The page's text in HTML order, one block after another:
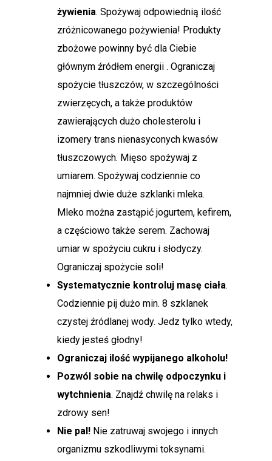
żywienia. Spożywaj odpowiednią ilość
zróżnicowanego pożywienia! Produkty
zbożowe powinny być dla Ciebie
głównym źródłem energii . Ograniczaj
spożycie tłuszczów, w szczególności
zwierzęcych, a także produktów
zawierających dużo cholesterolu i
izomery trans nienasyconych kwasów
tłuszczowych. Mięso spożywaj z
umiarem. Spożywaj codziennie co
najmniej dwie duże szklanki mleka.
Mleko można zastąpić jogurtem, kefirem,
a częściowo także serem. Zachowaj
umiar w spożyciu cukru i słodyczy.
Ograniczaj spożycie soli!
Systematycznie kontroluj masę ciała.
Codziennie pij dużo min. 8 szklanek
czystej źródlanej wody. Jedz tylko wtedy,
kiedy jesteś głodny!
Ograniczaj ilość wypijanego alkoholu!
Pozwól sobie na chwilę odpoczynku i
wytchnienia. Znajdź chwilę na relaks i
zdrowy sen!
Nie pal! Nie zatruwaj swojego i innych
organizmu szkodliwymi toksynami.